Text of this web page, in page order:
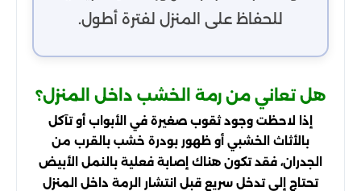
للحفاظ على المنزل لفترة أطول.
هل تعاني من رمة الخشب داخل المنزل؟
إذا لاحظت وجود ثقوب صغيرة في الأبواب أو تآكل
بالأثاث الخشبي أو ظهور بودرة خشب بالقرب من
الجدران، فقد تكون هناك إصابة فعلية بالنمل الأبيض
تحتاج إلى تدخل سريع قبل انتشار الرمة داخل المنزل